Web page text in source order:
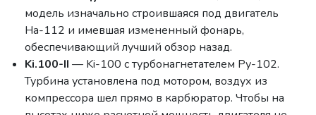
модель изначально строившаяся под двигатель
Ha-112 и имевшая измененный фонарь,
обеспечивающий лучший обзор назад.
Ki.100-II — Ki-100 с турбонагнетателем Ру-102.
Турбина установлена под мотором, воздух из
компрессора шел прямо в карбюратор. Чтобы на